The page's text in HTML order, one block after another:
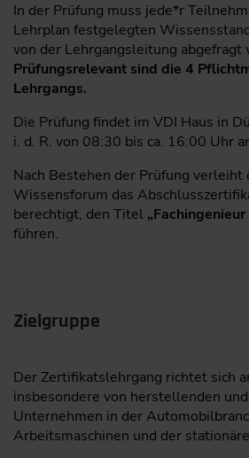
In der Prüfung muss jede*r
Lehrplan festgelegten
von der Lehrgangsleitung abgefragt
Prüfungsrelevant sind die 4
Lehrgangs.
Die Prüfung findet im VDI Haus in
i. d. R. von 08:30 bis ca. 16:00 Uhr
Nach Bestehen der Prüfung verleiht
Wissensforum das
berechtigt, den Titel
führen.
Zielgruppe
Der Zertifikatslehrgang richtet sich
insbesondere von herstellenden
Unternehmen in der
Arbeitsmaschinen und der